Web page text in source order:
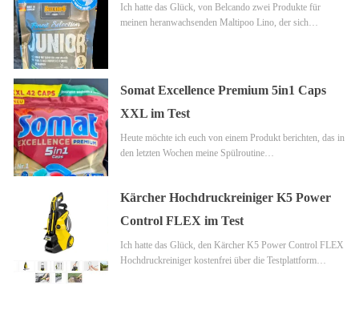
Ich hatte das Glück, von Belcando zwei Produkte für
meinen heranwachsenden Maltipoo Lino, der sich…
Somat Excellence Premium 5in1 Caps
XXL im Test
Heute möchte ich euch von einem Produkt berichten, das in
den letzten Wochen meine Spülroutine…
Kärcher Hochdruckreiniger K5 Power
Control FLEX im Test
Ich hatte das Glück, den Kärcher K5 Power Control FLEX
Hochdruckreiniger kostenfrei über die Testplattform…